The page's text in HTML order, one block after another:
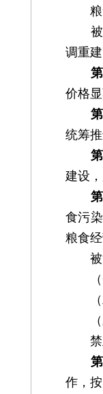
粮食
被拆
调重
价格
统筹
建设
食污
粮食
被污
（一
（二
（三
禁止
作，